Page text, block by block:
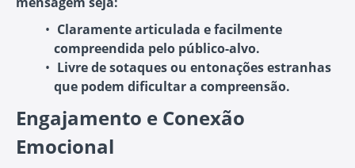
Claramente articulada e facilmente
compreendida pelo público-alvo.
Livre de sotaques ou entonações estranhas
que podem dificultar a compreensão.
Engajamento e Conexão
Emocional